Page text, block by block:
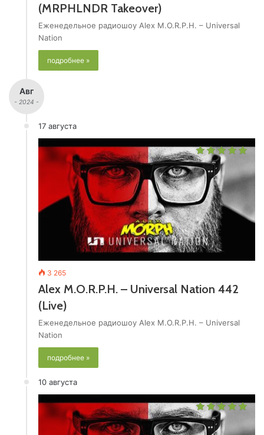
(MRPHLNDR Takeover)
Еженедельное радиошоу Alex M.O.R.P.H. – Universal
Nation
подробнее »
Авг
- 2024 -
17 августа
3 265
Alex M.O.R.P.H. – Universal Nation 442
(Live)
Еженедельное радиошоу Alex M.O.R.P.H. – Universal
Nation
подробнее »
10 августа